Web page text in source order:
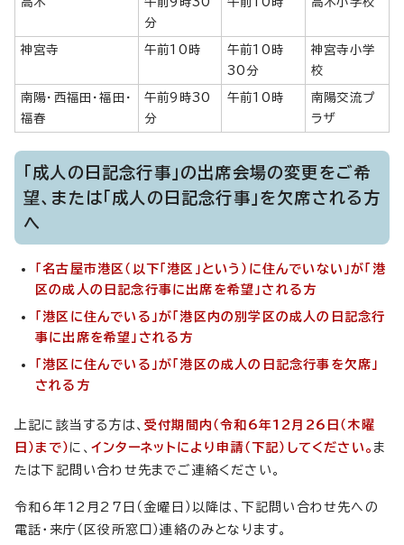
分
神宮寺 午前10時
午前10時
30分
神宮寺小学
校
南陽・西福田・福田・
福春
午前9時30
分
午前10時
南陽交流プ
ラザ
「成人の日記念行事」の出席会場の変更をご希
望、または「成人の日記念行事」を欠席される方
へ
「名古屋市港区（以下「港区」という）に住んでいない」が「港
区の成人の日記念行事に出席を希望」される方
「港区に住んでいる」が「港区内の別学区の成人の日記念行
事に出席を希望」される方
「港区に住んでいる」が「港区の成人の日記念行事を欠席」
される方
上記に該当する方は、 受付期間内（令和6年12月26日（木曜
日）まで） に、インターネットにより申請（下記）してください。 ま
たは下記問い合わせ先までご連絡ください。
令和6年12月27日（金曜日）以降は、下記問い合わせ先への
電話・来庁（区役所窓口）連絡のみとなります。